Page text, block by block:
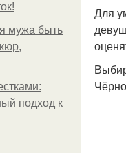
мужа быть
подход к
Для